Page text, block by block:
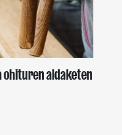
ohituren aldaketen